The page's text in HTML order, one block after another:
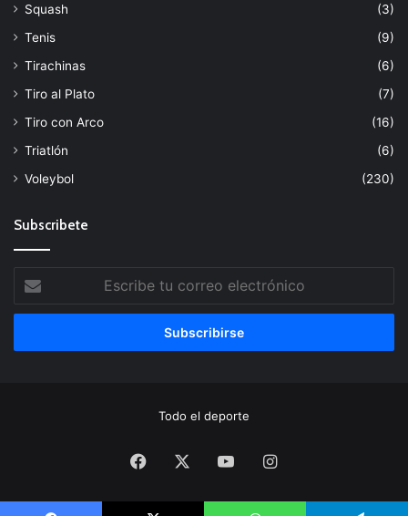
Squash
(3)
Tenis
(9)
Tirachinas
(6)
Tiro al Plato
(7)
Tiro con Arco
(16)
Triatlón
(6)
Voleybol
(230)
Subscribete
tu
correo
Todo el deporte
Facebook YouTubeInstagram